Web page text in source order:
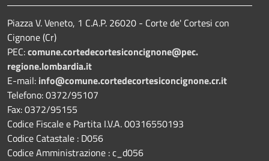
Piazza V. Veneto, 1 C.A.P. 26020 - Corte de' Cortesi con
Cignone (Cr)
PEC:comune.cortedecortesiconcignone@pec.
regione.lombardia.it
E-mail: info@comune.cortedecortesiconcignone.cr.it
Telefono: 0372/95107
Fax: 0372/95155
Codice Fiscale e Partita I.V.A. 00316550193
Codice Catastale : D056
Codice Amministrazione : c_d056